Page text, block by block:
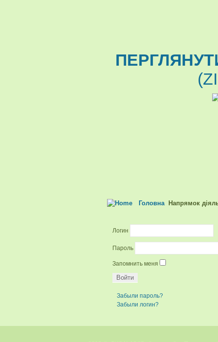
Головна Напрямок
Логин
Пароль
Запомнить меня
Забыли пароль?
Забыли логин?